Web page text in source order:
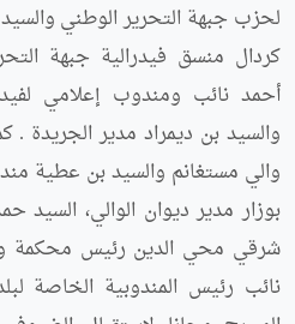
لحزب جبهة التحرير الوطني
كردال منسق فيدرالية جبهة
أحمد نائب ومندوب إعلامي
والسيد بن ديمراد مدير
والي مستغانم والسيد بن عطية
بوزار مدير ديوان الوالي، السيد
شرقي محي الدين رئيس محكمة
نائب رئيس المندوبية الخاصة